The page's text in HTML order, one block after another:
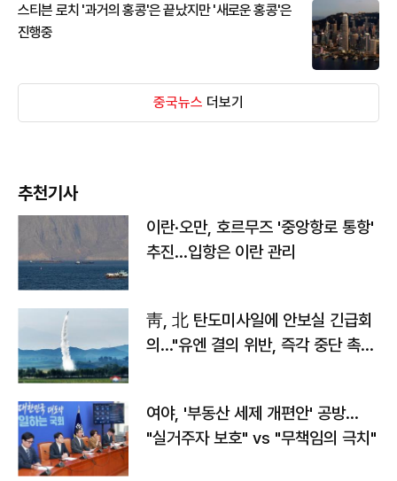
스티븐 로치 '과거의 홍콩'은 끝났지만 '새로운 홍콩'은
진행중
중국뉴스 더보기
추천기사
이란·오만, 호르무즈 '중앙항로 통항'
추진…입항은 이란 관리
靑, 北 탄도미사일에 안보실 긴급회
의…"유엔 결의 위반, 즉각 중단 촉
여야, '부동산 세제 개편안' 공방…
"실거주자 보호" vs "무책임의 극치"